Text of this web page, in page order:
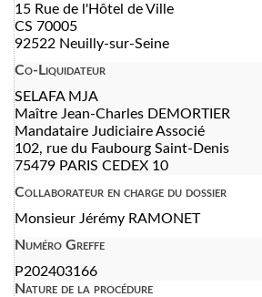
15 Rue de l'Hôtel de Ville
CS 70005
92522 Neuilly-sur-Seine
Co-Liquidateur
SELAFA MJA
Maître Jean-Charles DEMORTIER
Mandataire Judiciaire Associé
102, rue du Faubourg Saint-Denis
75479 PARIS CEDEX 10
Collaborateur en charge du dossier
Monsieur Jérémy RAMONET
Numéro Greffe
P202403166
Nature de la procédure